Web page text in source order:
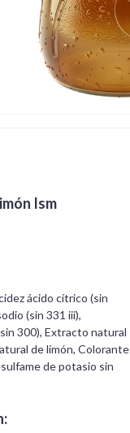
Ism
ácido cítrico (sin
(sin 331 iii),
300), Extracto natural
de limón, Colorante
de potasio sin